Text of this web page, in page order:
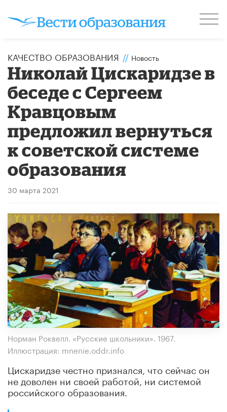
КАЧЕСТВО ОБРАЗОВАНИЯ // Новость
Николай Цискаридзе в
беседе с Сергеем
Кравцовым
предложил вернуться
к советской системе
образования
30 марта 2021
Норман Роквелл. «Русские школьники». 1967.
Иллюстрация: mnenie.oddr.info
Цискаридзе честно признался, что сейчас он
не доволен ни своей работой, ни системой
российского образования.